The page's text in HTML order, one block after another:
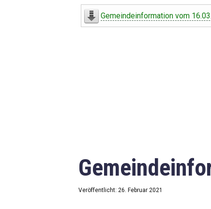
Offener Haushalt
Downloads
Impressum
Gemeindeinformation vom
Veröffentlicht: 26. Februar 2021